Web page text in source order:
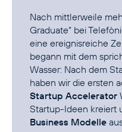
Nach mittlerweile
Graduate“ bei
eine ereignisreiche
begann mit dem
Wasser: Nach dem
haben wir die ersten
Startup Accelerator
Startup-Ideen kreiert
Business Modelle